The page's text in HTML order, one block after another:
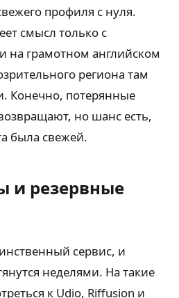
профиля с нуля.
смысл только с
на грамотном английском
региона там
Конечно, потерянные
но шанс есть,
была свежей.
и резервные
сервис, и
неделями. На такие
к Udio, Riffusion и